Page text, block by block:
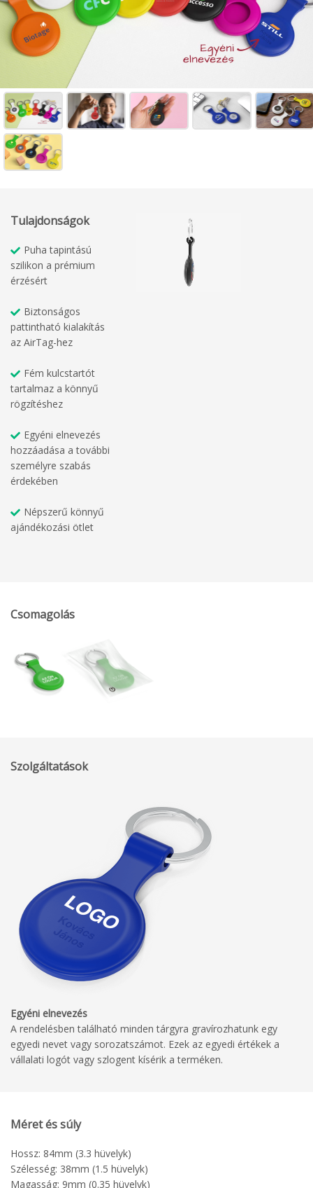
Tulajdonságok
Puha tapintású
szilikon a prémium
érzésért
Biztonságos
pattintható kialakítás
az AirTag-hez
Fém kulcstartót
tartalmaz a könnyű
rögzítéshez
Egyéni elnevezés
hozzáadása a további
személyre szabás
érdekében
Népszerű könnyű
ajándékozási ötlet
Csomagolás
Szolgáltatások
Egyéni elnevezés
A rendelésben található minden tárgyra gravírozhatunk egy
egyedi nevet vagy sorozatszámot. Ezek az egyedi értékek a
vállalati logót vagy szlogent kísérik a terméken.
Méret és súly
Hossz: 84mm (3.3 hüvelyk)
Szélesség: 38mm (1.5 hüvelyk)
Magasság: 9mm (0.35 hüvelyk)